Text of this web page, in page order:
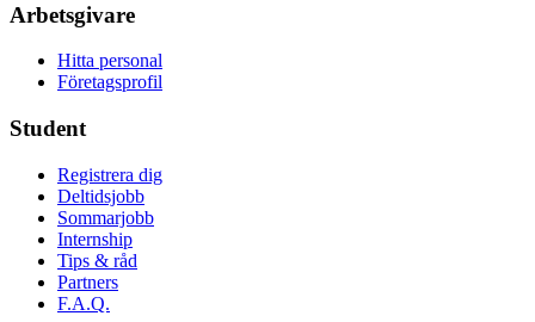
Arbetsgivare
Hitta personal
Företagsprofil
Student
Registrera dig
Deltidsjobb
Sommarjobb
Internship
Tips & råd
Partners
F.A.Q.